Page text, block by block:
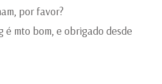
por favor?
é mto bom, e obrigado desde